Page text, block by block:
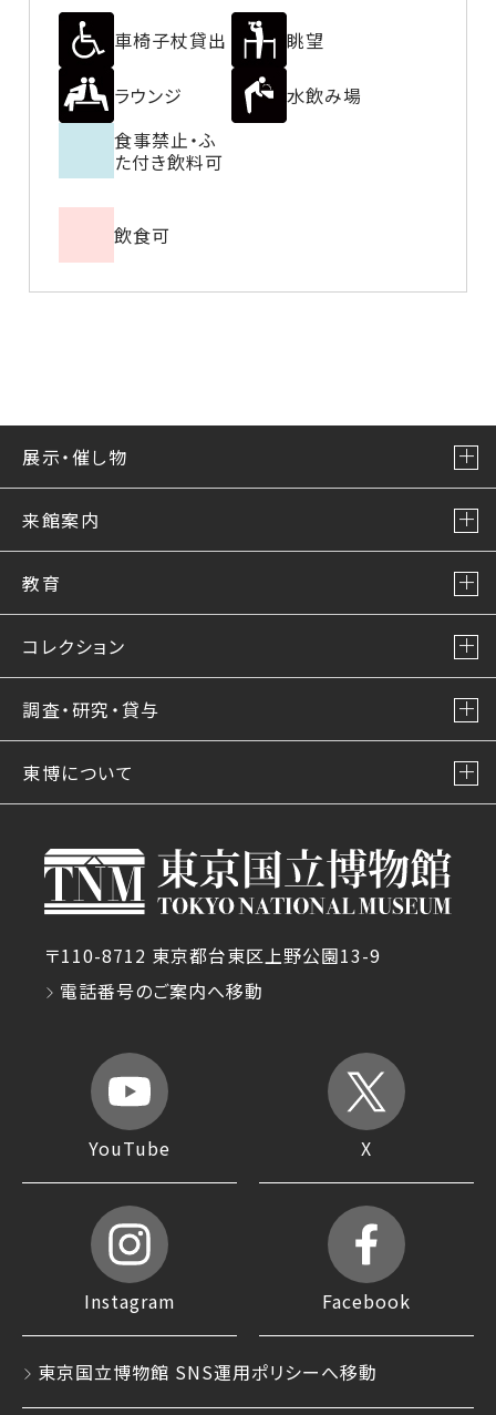
車椅子杖貸出 眺望
ラウンジ
水飲み場
食事禁止・ふ
た付き飲料可
飲食可
展示・催し物
来館案内
教育
コレクション
調査・研究・貸与
東博について
〒110-8712 東京都台東区上野公園13-9
電話番号のご案内へ移動
YouTube X
Instagram Facebook
東京国立博物館 SNS運用ポリシーへ移動